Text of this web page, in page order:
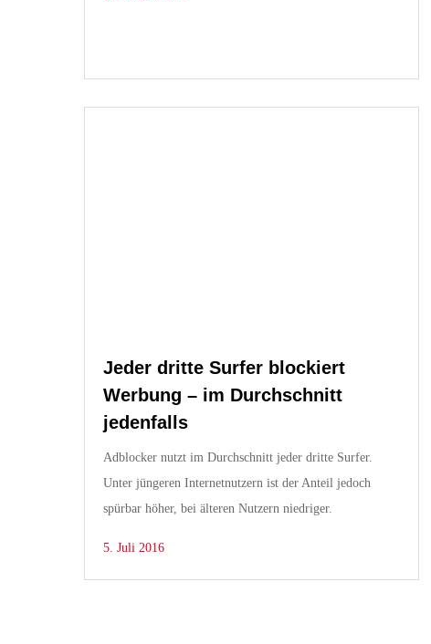
Jeder dritte Surfer blockiert
Werbung – im Durchschnitt
jedenfalls
Adblocker nutzt im Durchschnitt jeder dritte Surfer.
Unter jüngeren Internetnutzern ist der Anteil jedoch
spürbar höher, bei älteren Nutzern niedriger.
5. Juli 2016